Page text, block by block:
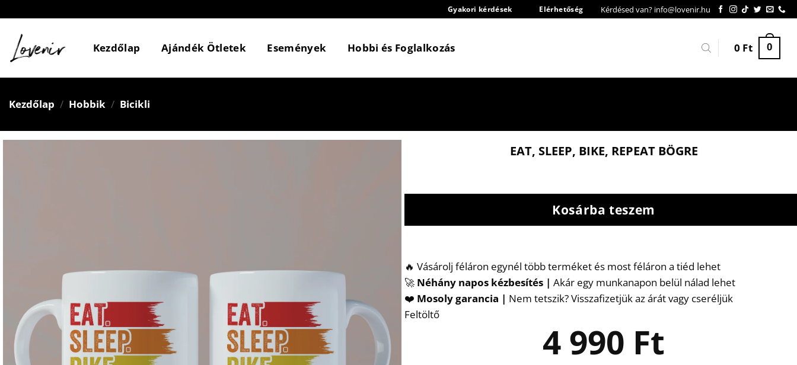
content
Gyakori kérdések Elérhetőség Kérdésed van? info@lovenir.hu
Kezdőlap Ajándék Ötletek Események Hobbi és Foglalkozás 0 Ft 0
Kezdőlap / Hobbik / Bicikli
EAT, SLEEP, BIKE, REPEAT BÖGRE
Kosárba teszem
🔥 Vásárolj féláron egynél több terméket és most féláron a tiéd lehet
🚀 Néhány napos kézbesítés | Akár egy munkanapon belül nálad lehet
❤️ Mosoly garancia | Nem tetszik? Visszafizetjük az árát vagy cseréljük
Feltöltő
4 990 Ft